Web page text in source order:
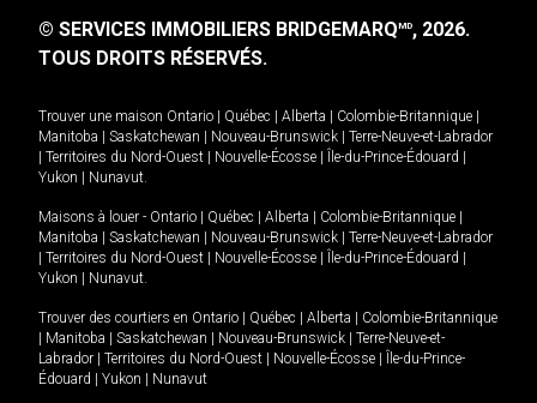
© SERVICES IMMOBILIERS BRIDGEMARQMD, 2026.
TOUS DROITS RÉSERVÉS.
Trouver une maison Ontario Québec Alberta Colombie-Britannique
Manitoba
Saskatchewan Nouveau-Brunswick
Terre-Neuve-et-Labrador
Territoires du Nord-Ouest Nouvelle-Écosse Île-du-Prince-Édouard
Yukon
Nunavut.
Maisons à louer - Ontario Québec Alberta Colombie-Britannique
Manitoba
Saskatchewan Nouveau-Brunswick
Terre-Neuve-et-Labrador
Territoires du Nord-Ouest Nouvelle-Écosse Île-du-Prince-Édouard
Yukon
Nunavut.
Trouver des courtiers en Ontario Québec Alberta
Colombie-Britannique
Manitoba Saskatchewan Nouveau-Brunswick
Terre-Neuve-et-
Labrador
Territoires du Nord-Ouest Nouvelle-Écosse
Île-du-Prince-
Édouard
Yukon Nunavut